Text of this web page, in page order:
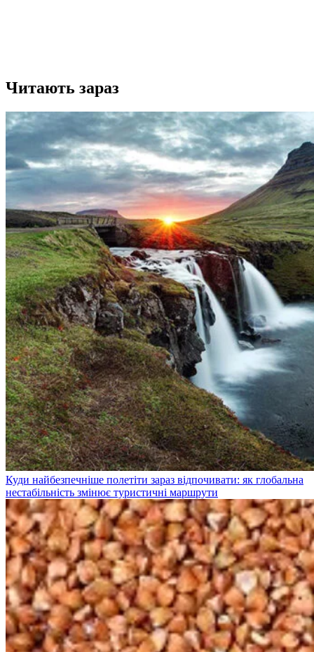
Читають зараз
Куди найбезпечніше полетіти зараз відпочивати: як глобальна
нестабільність змінює туристичні маршрути